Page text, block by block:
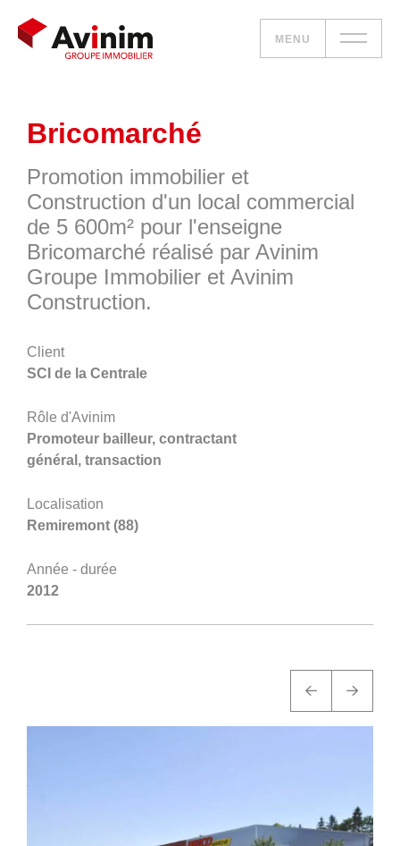
MENU
Vos besoins
Nos solutions
Le groupe
Réalisations
Nous rejoindre
Accueil
360°
À propos
Actualités
Bricomarché
Promotion immobilier et
Construction d'un local commercial
de 5 600m² pour l'enseigne
Bricomarché réalisé par Avinim
Groupe Immobilier et Avinim
Construction.
Client
SCI de la Centrale
Rôle d'Avinim
Promoteur bailleur, contractant
général, transaction
Localisation
Remiremont (88)
Année - durée
2012